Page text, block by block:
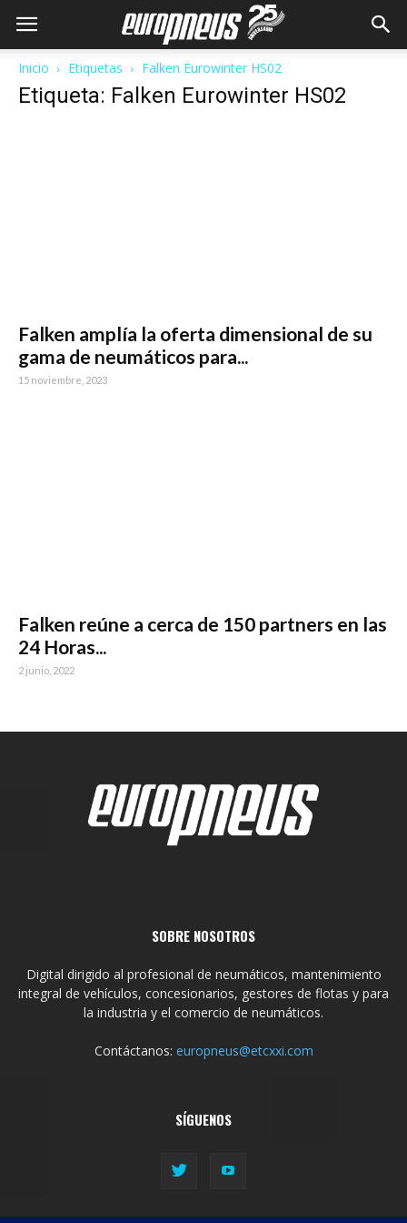
Inicio Etiquetas Falken Eurowinter HS02
Etiqueta: Falken Eurowinter HS02
Falken amplía la oferta dimensional de su
gama de neumáticos para...
15 noviembre, 2023
Falken reúne a cerca de 150 partners en las
24 Horas...
2 junio, 2022
SOBRE NOSOTROS
Digital dirigido al profesional de neumáticos, mantenimiento
integral de vehículos, concesionarios, gestores de flotas y para
la industria y el comercio de neumáticos.
Contáctanos: europneus@etcxxi.com
SÍGUENOS